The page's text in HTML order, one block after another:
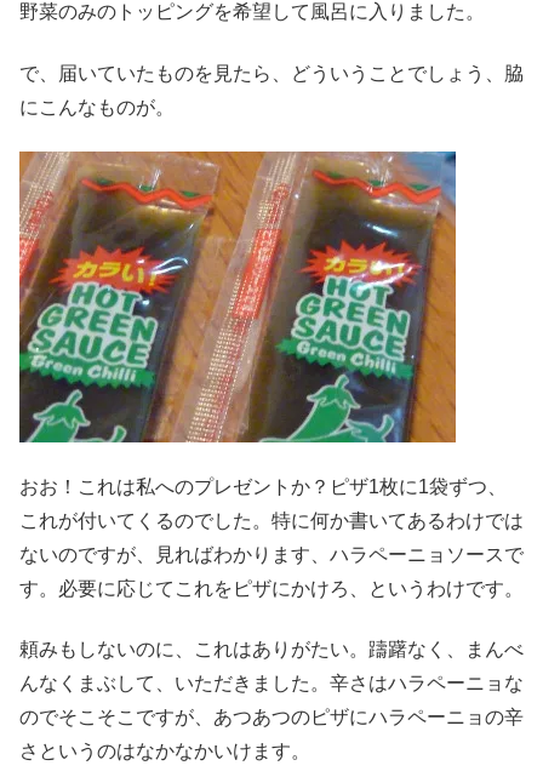
野菜のみのトッピングを希望して風呂に入りました。
で、届いていたものを見たら、どういうことでしょう、脇
にこんなものが。
おお！これは私へのプレゼントか？ピザ1枚に1袋ずつ、
これが付いてくるのでした。特に何か書いてあるわけでは
ないのですが、見ればわかります、ハラペーニョソースで
す。必要に応じてこれをピザにかけろ、というわけです。
頼みもしないのに、これはありがたい。躊躇なく、まんべ
んなくまぶして、いただきました。辛さはハラペーニョな
のでそこそこですが、あつあつのピザにハラペーニョの辛
さというのはなかなかいけます。